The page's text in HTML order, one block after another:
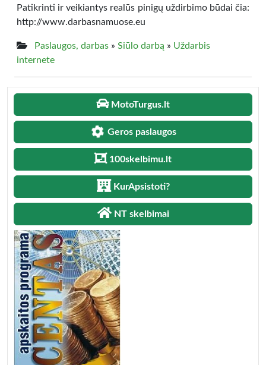
Patikrinti ir veikiantys realūs pinigų uždirbimo būdai čia:
http://www.darbasnamuose.eu
Paslaugos, darbas » Siūlo darbą » Uždarbis
internete
MotoTurgus.lt
Geros paslaugos
100skelbimu.lt
KurApsistoti?
NT skelbimai